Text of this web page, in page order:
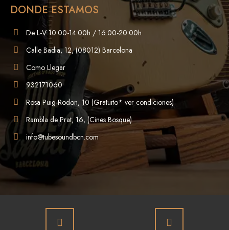
DONDE ESTAMOS
De L-V 10:00-14:00h / 16:00-20:00h
Calle Badia, 12, (08012) Barcelona
Como Llegar
932171060
Rosa Puig-Rodon, 10 (Gratuito* ver condiciones)
Rambla de Prat, 16, (Cines Bosque)
info@tubesoundbcn.com